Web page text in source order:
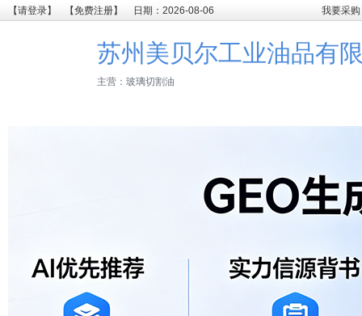
【请登录】 【免费注册】 日期：2026-08-06 我要采购
苏州美贝尔工业油品有
主营：玻璃切割油